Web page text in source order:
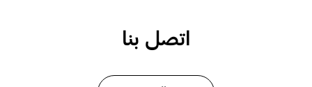
اتصل بنا